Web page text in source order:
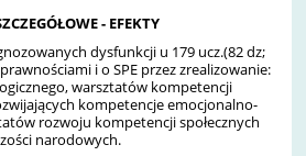
- EFEKTY
dysfunkcji u 179 ucz.(82 dz;
i o SPE przez zrealizowanie:
warsztatów kompetencji
kompetencje emocjonalno-
rozwoju kompetencji społecznych
narodowych.